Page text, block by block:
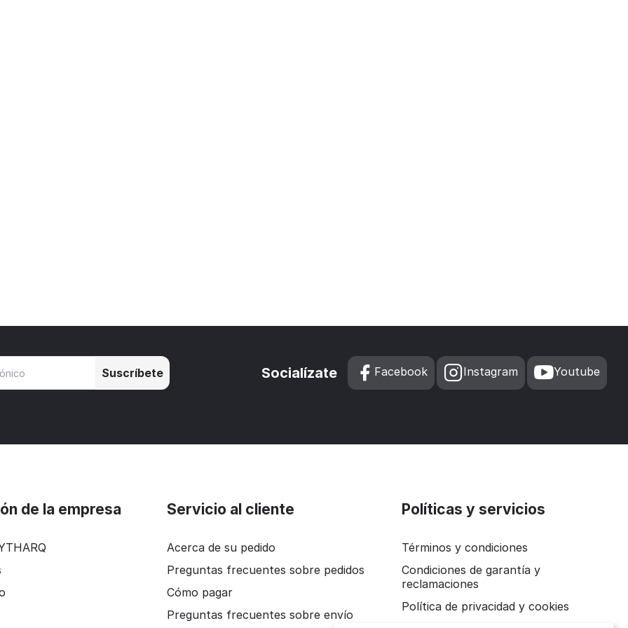
Suscríbete Socialízate Facebook Instagram Youtube
de la empresa Servicio al cliente
Acerca de su pedido
Preguntas frecuentes sobre pedidos
Cómo pagar
Preguntas frecuentes sobre envío
Políticas y servicios
Términos y condiciones
Condiciones de garantía y
reclamaciones
Política de privacidad y cookies